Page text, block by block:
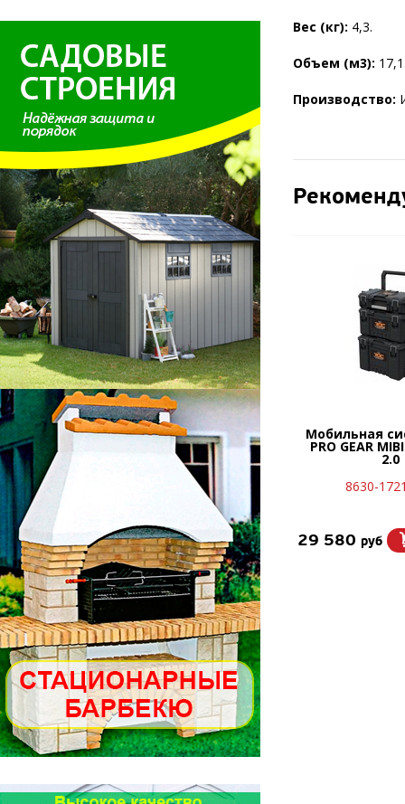
Вес (кг): 4,3.
Объем (м3):
Производство:
Мобильная
PRO GEAR
2.0
8630-
29 580 руб